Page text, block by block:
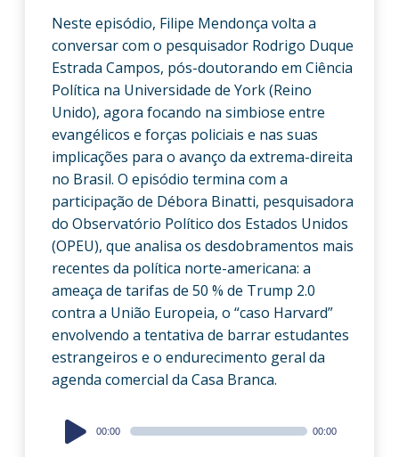
Neste episódio, Filipe Mendonça volta a
conversar com o pesquisador Rodrigo Duque
Estrada Campos, pós-doutorando em Ciência
Política na Universidade de York (Reino
Unido), agora focando na simbiose entre
evangélicos e forças policiais e nas suas
implicações para o avanço da extrema-direita
no Brasil. O episódio termina com a
participação de Débora Binatti, pesquisadora
do Observatório Político dos Estados Unidos
(OPEU), que analisa os desdobramentos mais
recentes da política norte-americana: a
ameaça de tarifas de 50 % de Trump 2.0
contra a União Europeia, o “caso Harvard”
envolvendo a tentativa de barrar estudantes
estrangeiros e o endurecimento geral da
agenda comercial da Casa Branca.
Audio
Player
00:00 00:00